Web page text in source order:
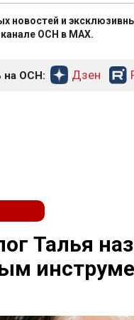
новостей и
ОСН в MAX.
на ОСН: Дзен
Талья